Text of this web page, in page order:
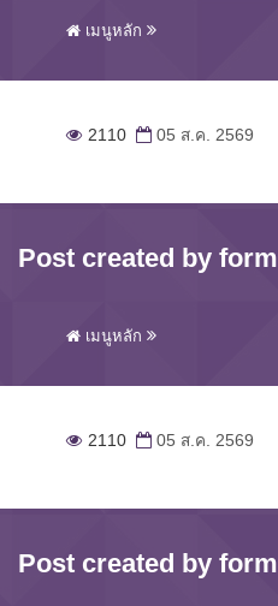
เมนูหลัก
2110 05 ส.ค. 2569
Post created by form
เมนูหลัก
2110 05 ส.ค. 2569
Post created by form